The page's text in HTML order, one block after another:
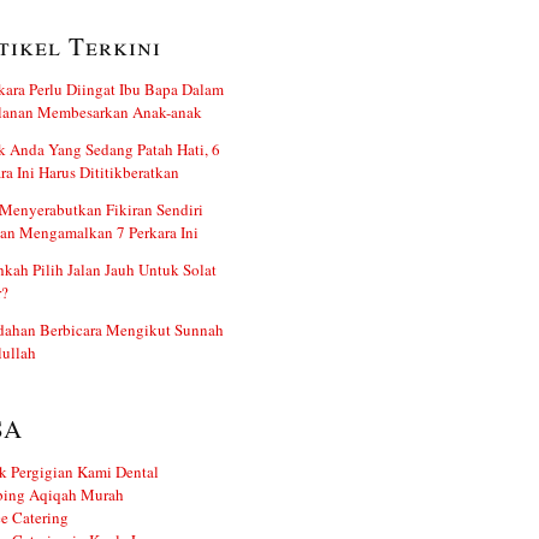
Terkini
Perlu Diingat Ibu Bapa Dalam
Membesarkan Anak-anak
Anda Yang Sedang Patah Hati, 6
Ini Harus Dititikberatkan
Fikiran Sendiri
Mengamalkan 7 Perkara Ini
Pilih Jalan Jauh Untuk Solat
Berbicara Mengikut Sunnah
Pergigian Kami Dental
Aqiqah Murah
Catering